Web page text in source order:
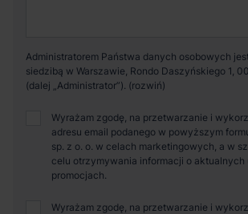
Administratorem Państwa danych osobowych
siedzibą w Warszawie, Rondo Daszyńskiego 1,
(dalej „Administrator”).
Wyrażam zgodę, na przetwarzanie i
adresu email podanego w powyższym
sp. z o. o. w celach marketingowych, a w
celu otrzymywania informacji o aktualnych
promocjach.
Wyrażam zgodę, na przetwarzanie i